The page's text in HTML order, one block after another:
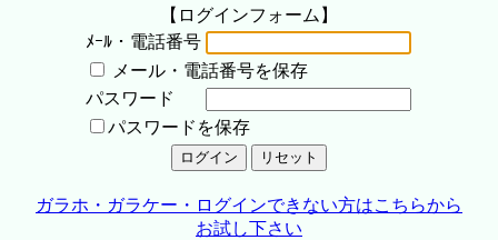
【ログインフォーム】
ﾒｰﾙ・電話番号
メール・電話番号を保存
パスワード
パスワードを保存
ガラホ・ガラケー・ログインできない方はこちらから
お試し下さい